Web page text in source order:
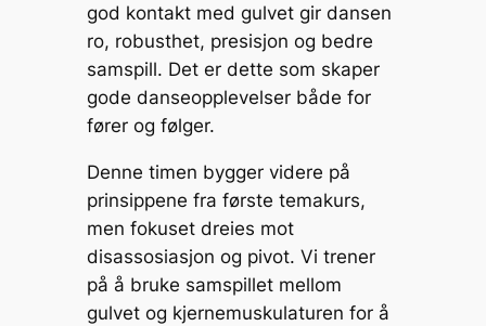
god kontakt med gulvet gir dansen
ro, robusthet, presisjon og bedre
samspill. Det er dette som skaper
gode danseopplevelser både for
fører og følger.
Denne timen bygger videre på
prinsippene fra første temakurs,
men fokuset dreies mot
disassosiasjon og pivot. Vi trener
på å bruke samspillet mellom
gulvet og kjernemuskulaturen for å